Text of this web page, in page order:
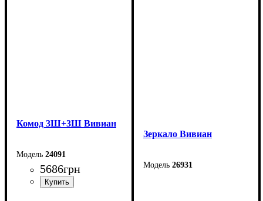
Комод 3Ш+3Ш Вивиан
24091
5686грн
Зеркало Вивиан
26931